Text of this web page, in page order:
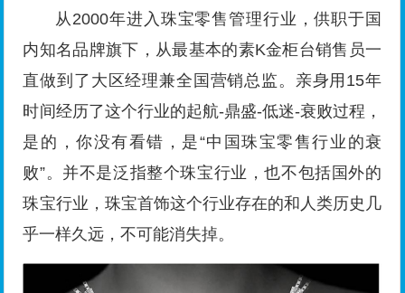
从2000年进入珠宝零售管理行业，供职于国
内知名品牌旗下，从最基本的素K金柜台销售员一
直做到了大区经理兼全国营销总监。亲身用15年
时间经历了这个行业的起航-鼎盛-低迷-衰败过程，
是的，你没有看错，是“中国珠宝零售行业的衰
败”。并不是泛指整个珠宝行业，也不包括国外的
珠宝行业，珠宝首饰这个行业存在的和人类历史几
乎一样久远，不可能消失掉。